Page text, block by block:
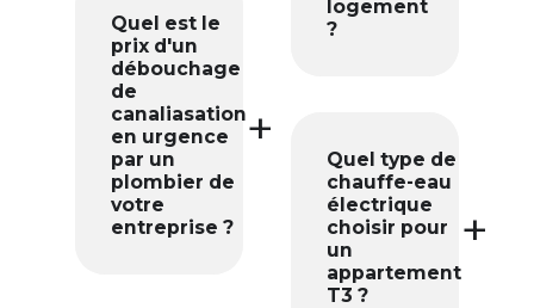
Quel est le
prix d'un
débouchage
de
canaliasation
en urgence
par un
plombier de
votre
entreprise ?
logement
?
Quel type de
chauffe-eau
électrique
choisir pour
un
appartement
T3 ?